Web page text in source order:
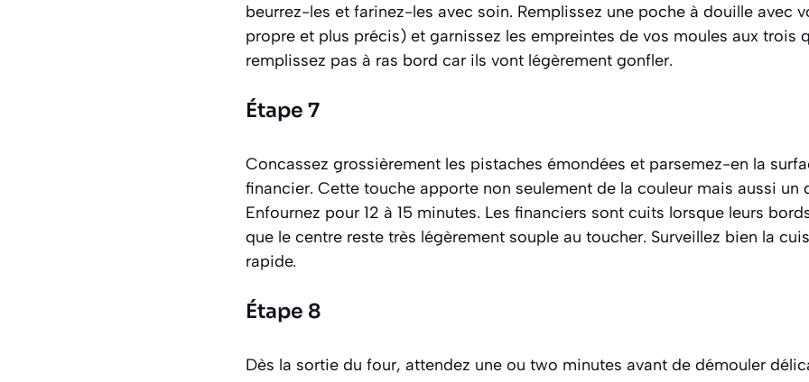
beurrez-les et farinez-les avec soin. Remplissez une poche à douille avec
propre et plus précis) et garnissez les empreintes de vos moules aux trois
remplissez pas à ras bord car ils vont légèrement gonfler.
Étape 7
Concassez grossièrement les pistaches émondées et parsemez-en la
financier. Cette touche apporte non seulement de la couleur mais aussi un
Enfournez pour 12 à 15 minutes. Les financiers sont cuits lorsque leurs
que le centre reste très légèrement souple au toucher. Surveillez bien la
rapide.
Étape 8
Dès la sortie du four, attendez une ou two minutes avant de démouler